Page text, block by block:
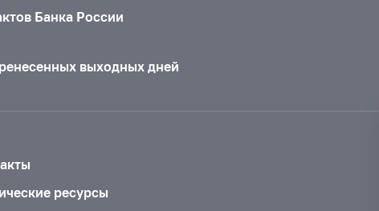
Банка России
выходных дней
ресурсы